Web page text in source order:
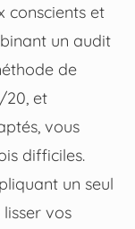
conscients et
un audit
de
20, et
vous
difficiles.
un seul
lisser vos